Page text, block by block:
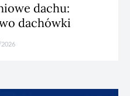
dachu:
dachówki